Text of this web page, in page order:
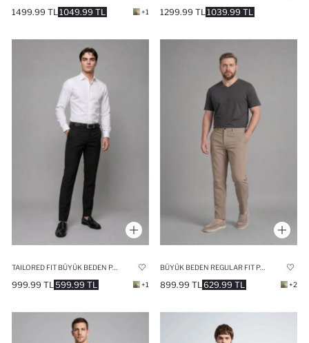
1049.99 TL
1499.99 TL +1 1039.99 TL
1299.99 TL
TAILORED FIT BÜYÜK BEDEN PANTOLON
599.99 TL
999.99 TL +1
BÜYÜK BEDEN REGULAR FIT PANTOLON
629.99 TL
899.99 TL +2